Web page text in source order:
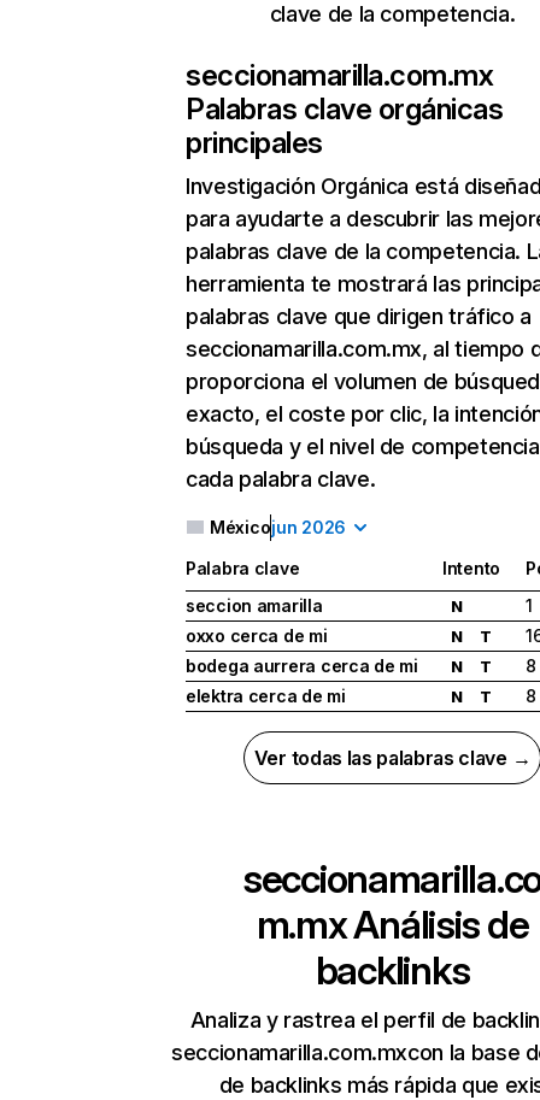
clave de la competencia.
seccionamarilla.com.mx
Palabras clave orgánicas
principales
Investigación Orgánica está
para ayudarte a descubrir las
palabras clave de la competencia.
herramienta te mostrará las
palabras clave que dirigen tráfico a
seccionamarilla.com.mx, al tiempo
proporciona el volumen de
exacto, el coste por clic, la
búsqueda y el nivel de
cada palabra clave.
Méxicojun 2026
Palabra clave Intento
seccion amarilla
N
1
oxxo cerca de mi
N T
bodega aurrera cerca de mi
N T
8
elektra cerca de mi
N T 8
Ver todas las palabras clave →
m.mxAnálisis de
backlinks
Analiza y rastrea el perfil de
seccionamarilla.com.mxcon la base
de backlinks más rápida que